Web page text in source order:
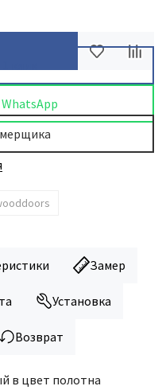
Замер
Установка
Возврат
в цвет полотна